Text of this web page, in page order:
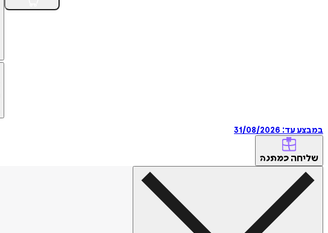
במבצע עד: 31/08/2026
שליחה כמתנה